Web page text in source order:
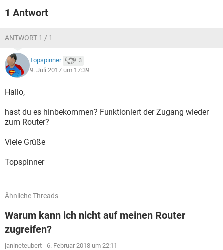
1 Antwort
ANTWORT 1 / 1
Topspinner 3
9. Juli 2017 um 17:39
Hallo,
hast du es hinbekommen? Funktioniert der Zugang wieder
zum Router?
Viele Grüße
Topspinner
Ähnliche Threads
Warum kann ich nicht auf meinen Router
zugreifen?
janineteubert - 6. Februar 2018 um 22:11